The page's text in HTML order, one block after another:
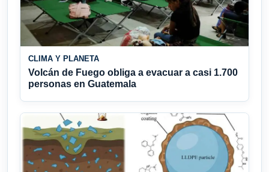
CLIMA Y PLANETA
Volcán de Fuego obliga a evacuar a casi 1.700
personas en Guatemala